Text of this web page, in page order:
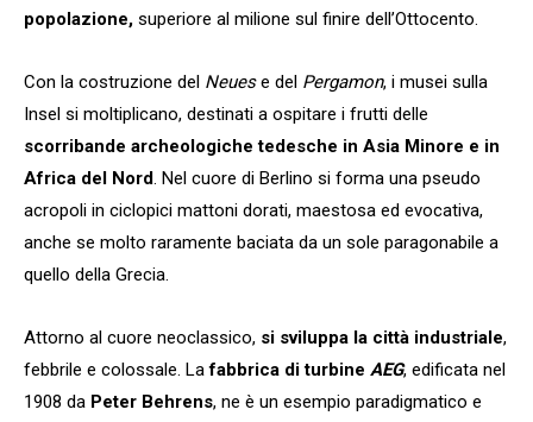
popolazione, superiore al milione sul finire dell’Ottocento.
Con la costruzione del Neuese del Pergamon, i musei sulla
Insel si moltiplicano, destinati a ospitare i frutti delle
scorribande archeologiche tedesche in Asia Minore e in
Africa del Nord. Nel cuore di Berlino si forma una pseudo
acropoli in ciclopici mattoni dorati, maestosa ed evocativa,
anche se molto raramente baciata da un sole paragonabile a
quello della Grecia.
Attorno al cuore neoclassico, si sviluppa la città industriale,
febbrile e colossale. Lafabbrica di turbine AEG, edificata nel
1908 da Peter Behrens, ne è un esempio paradigmatico e